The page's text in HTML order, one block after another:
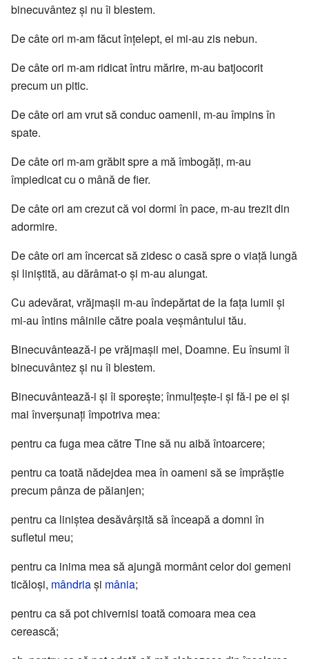
binecuvântez și nu îi blestem.
De câte ori m-am făcut înțelept, ei mi-au zis nebun.
De câte ori m-am ridicat întru mărire, m-au batjocorit
precum un pitic.
De câte ori am vrut să conduc oamenii, m-au împins în
spate.
De câte ori m-am grăbit spre a mă îmbogăți, m-au
împiedicat cu o mână de fier.
De câte ori am crezut că voi dormi în pace, m-au trezit din
adormire.
De câte ori am încercat să zidesc o casă spre o viață lungă
și liniștită, au dărâmat-o și m-au alungat.
Cu adevărat, vrăjmașii m-au îndepărtat de la fața lumii și
mi-au întins mâinile către poala veșmântului tău.
Binecuvântează-i pe vrăjmașii mei, Doamne. Eu însumi îi
binecuvântez și nu îi blestem.
Binecuvântează-i și îi sporește; înmulțește-i și fă-i pe ei și
mai înverșunați împotriva mea:
pentru ca fuga mea către Tine să nu aibă întoarcere;
pentru ca toată nădejdea mea în oameni să se împrăștie
precum pânza de păianjen;
pentru ca liniștea desăvârșită să înceapă a domni în
sufletul meu;
pentru ca inima mea să ajungă mormânt celor doi gemeni
ticăloși, mândriași mânia;
pentru ca să pot chivernisi toată comoara mea cea
cerească;